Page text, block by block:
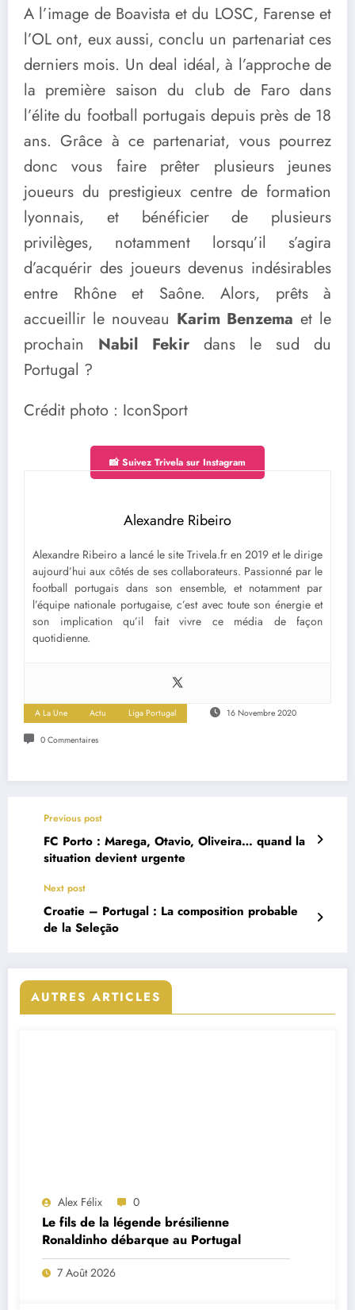
A l’image de Boavista et du LOSC, Farense et
l’OL ont, eux aussi, conclu un partenariat ces
derniers mois. Un deal idéal, à l’approche de
la première saison du club de Faro dans
l’élite du football portugais depuis près de 18
ans. Grâce à ce partenariat, vous pourrez
donc vous faire prêter plusieurs jeunes
joueurs du prestigieux centre de formation
lyonnais, et bénéficier de plusieurs
privilèges, notamment lorsqu’il s’agira
d’acquérir des joueurs devenus indésirables
entre Rhône et Saône. Alors, prêts à
accueillir le nouveau Karim Benzema et le
prochain Nabil Fekir dans le sud du
Portugal ?
Crédit photo : IconSport
📸 Suivez Trivela sur Instagram
Alexandre Ribeiro
Alexandre Ribeiro a lancé le site Trivela.fr en 2019 et le dirige
aujourd’hui aux côtés de ses collaborateurs. Passionné par le
football portugais dans son ensemble, et notamment par
l’équipe nationale portugaise, c’est avec toute son énergie et
son implication qu’il fait vivre ce média de façon
quotidienne.
A La Une Actu Liga Portugal 16 Novembre 2020
0 Commentaires
Previous post
FC Porto : Marega, Otavio, Oliveira… quand la
situation devient urgente
Next post
Croatie – Portugal : La composition probable
de la Seleção
AUTRES ARTICLES
Alex Félix 0
Le fils de la légende brésilienne
Ronaldinho débarque au Portugal
7 Août 2026